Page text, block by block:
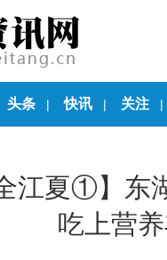
头条 | 快讯 | 关注 |
江夏①】东
吃上营